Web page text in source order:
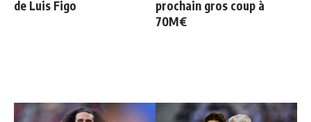
de Luis Figo
prochain gros coup à
70M€